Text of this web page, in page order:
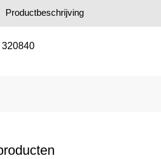
Productbeschrijving
320840